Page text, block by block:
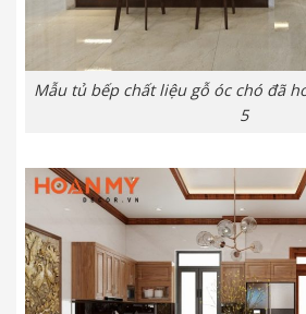
Mẫu tủ bếp chất liệu gỗ óc chó đã
5